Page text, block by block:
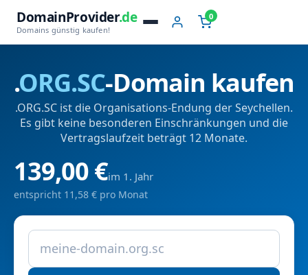
DomainProvider.de
Domains günstig kaufen!
0
.ORG.SC-Domain kaufen
.ORG.SC ist die Organisations-Endung der Seychellen.
Es gibt keine besonderen Einschränkungen und die
Vertragslaufzeit beträgt 12 Monate.
139,00 €im 1. Jahr
entspricht 11,58 € pro Monat